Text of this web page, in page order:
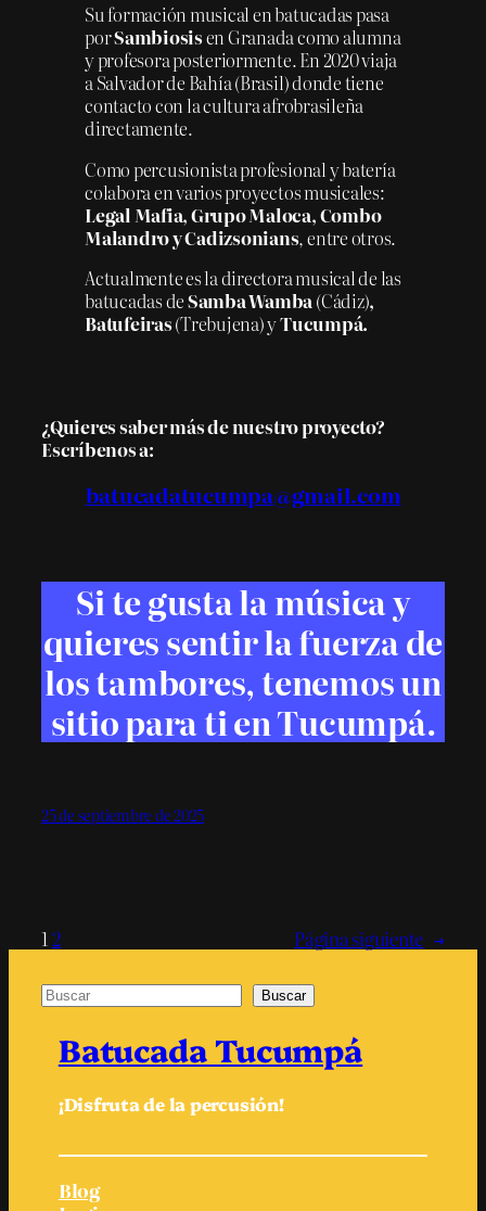
Su formación musical en batucadas pasa
porSambiosisen Granada como alumna
y profesora posteriormente. En 2020 viaja
a Salvador de Bahía (Brasil) donde tiene
contacto con la cultura afrobrasileña
directamente.
Como percusionista profesional y batería
colabora en varios proyectos musicales:
Legal Mafia, Grupo Maloca, Combo
Malandro y Cadizsonians, entre otros.
Actualmente es la directora musical de las
batucadas deSamba Wamba(Cádiz),
Batufeiras(Trebujena) yTucumpá.
¿Quieres saber más de nuestro proyecto?
Escríbenos a:
batucadatucumpa@gmail.com
Si te gusta la música y
quieres sentir la fuerza de
los tambores, tenemos un
sitio para ti en Tucumpá.
25 de septiembre de 2025
12 Página siguiente →
Buscar Buscar
Batucada Tucumpá
¡Disfruta de la percusión!
Blog